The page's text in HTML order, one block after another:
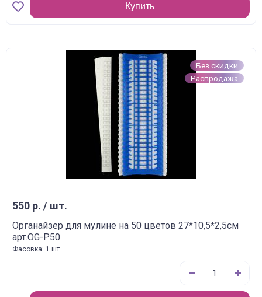
Купить
Без скидки
Распродажа
550 р. / шт.
Органайзер для мулине на 50 цветов 27*10,5*2,5см
арт.OG-P50
Фасовка: 1 шт